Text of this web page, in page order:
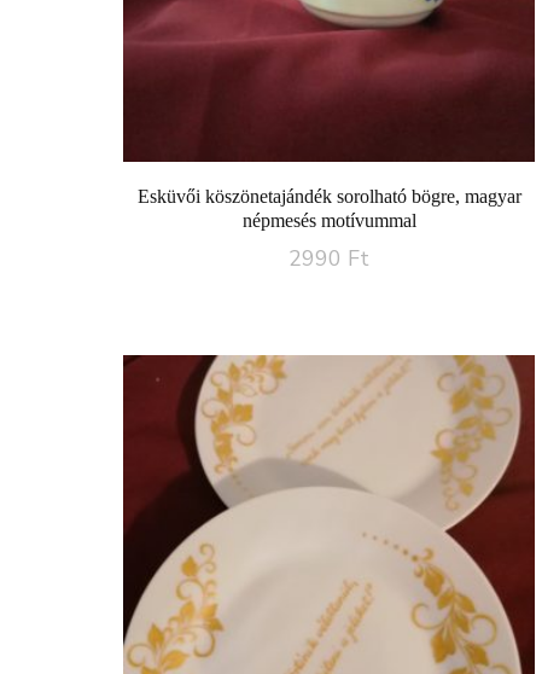
Esküvői köszönetajándék sorolható bögre, magyar
népmesés motívummal
2990 Ft